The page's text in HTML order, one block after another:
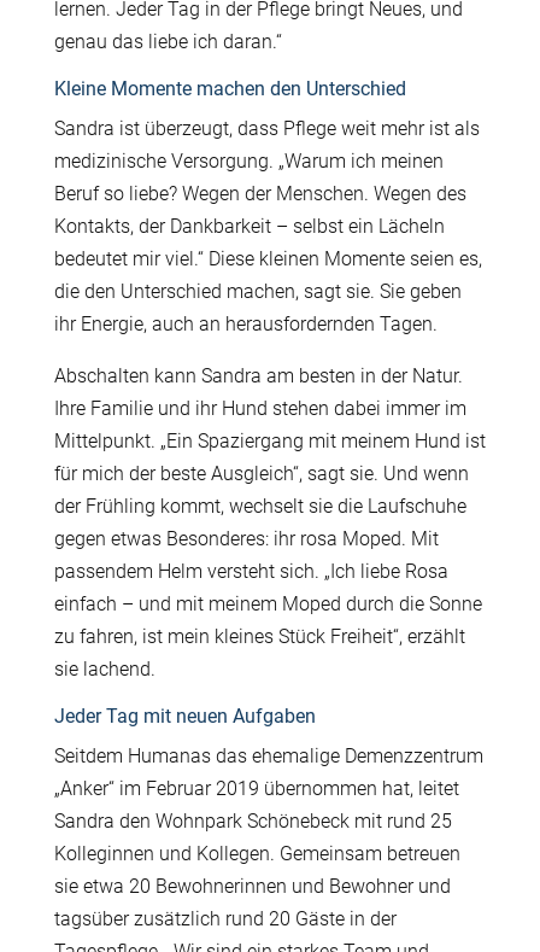
lernen. Jeder Tag in der Pflege bringt Neues, und
genau das liebe ich daran.“
Kleine Momente machen den Unterschied
Sandra ist überzeugt, dass Pflege weit mehr ist als
medizinische Versorgung. „Warum ich meinen
Beruf so liebe? Wegen der Menschen. Wegen des
Kontakts, der Dankbarkeit – selbst ein Lächeln
bedeutet mir viel.“ Diese kleinen Momente seien es,
die den Unterschied machen, sagt sie. Sie geben
ihr Energie, auch an herausfordernden Tagen.
Abschalten kann Sandra am besten in der Natur.
Ihre Familie und ihr Hund stehen dabei immer im
Mittelpunkt. „Ein Spaziergang mit meinem Hund ist
für mich der beste Ausgleich“, sagt sie. Und wenn
der Frühling kommt, wechselt sie die Laufschuhe
gegen etwas Besonderes: ihr rosa Moped. Mit
passendem Helm versteht sich. „Ich liebe Rosa
einfach – und mit meinem Moped durch die Sonne
zu fahren, ist mein kleines Stück Freiheit“, erzählt
sie lachend.
Jeder Tag mit neuen Aufgaben
Seitdem Humanas das ehemalige Demenzzentrum
„Anker“ im Februar 2019 übernommen hat, leitet
Sandra den Wohnpark Schönebeck mit rund 25
Kolleginnen und Kollegen. Gemeinsam betreuen
sie etwa 20 Bewohnerinnen und Bewohner und
tagsüber zusätzlich rund 20 Gäste in der